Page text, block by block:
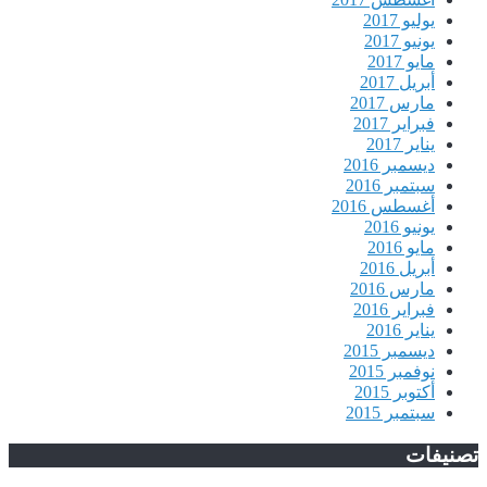
يوليو 2017
يونيو 2017
مايو 2017
أبريل 2017
مارس 2017
فبراير 2017
يناير 2017
ديسمبر 2016
سبتمبر 2016
أغسطس 2016
يونيو 2016
مايو 2016
أبريل 2016
مارس 2016
فبراير 2016
يناير 2016
ديسمبر 2015
نوفمبر 2015
أكتوبر 2015
سبتمبر 2015
تصنيفات